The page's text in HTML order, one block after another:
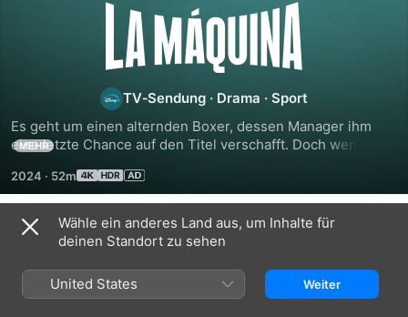
La
Máquina
TV‑Sendung · Drama · Sport
Es geht um einen alternden Boxer, dessen Manager ihm
eine letzte Chance auf den Titel verschafft. Doch wenn sie
einer Unterweltmacht und dem kränkelnden Verstand des
Boxers auseinandersetzen.
MEHR
2024 · 52m
Staffel 1
Wähle ein anderes Land aus, um Inhalte für
deinen Standort zu sehen
United States Weiter